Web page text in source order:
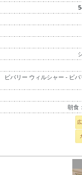
ビバリー ウィルシャー - ビ
朝食